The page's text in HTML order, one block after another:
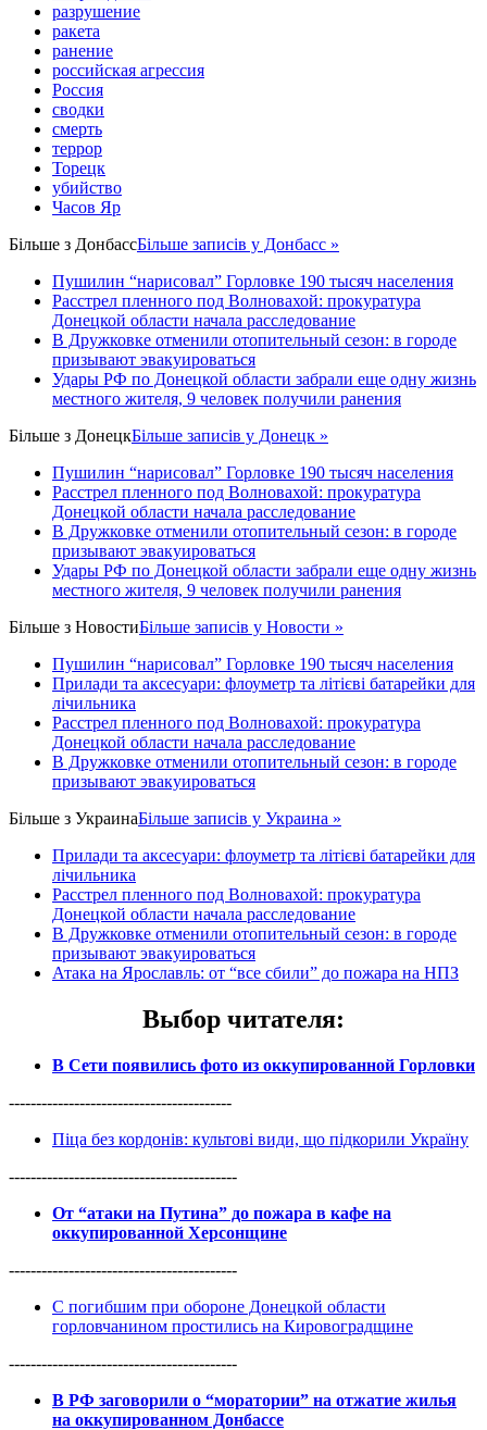
разрушение
ракета
ранение
российская агрессия
Россия
сводки
смерть
террор
Торецк
убийство
Часов Яр
Більше з ДонбассБільше записів у Донбасс »
Пушилин “нарисовал” Горловке 190 тысяч населения
Расстрел пленного под Волновахой: прокуратура
Донецкой области начала расследование
В Дружковке отменили отопительный сезон: в городе
призывают эвакуироваться
Удары РФ по Донецкой области забрали еще одну жизнь
местного жителя, 9 человек получили ранения
Більше з ДонецкБільше записів у Донецк »
Пушилин “нарисовал” Горловке 190 тысяч населения
Расстрел пленного под Волновахой: прокуратура
Донецкой области начала расследование
В Дружковке отменили отопительный сезон: в городе
призывают эвакуироваться
Удары РФ по Донецкой области забрали еще одну жизнь
местного жителя, 9 человек получили ранения
Більше з НовостиБільше записів у Новости »
Пушилин “нарисовал” Горловке 190 тысяч населения
Прилади та аксесуари: флоуметр та літієві батарейки для
лічильника
Расстрел пленного под Волновахой: прокуратура
Донецкой области начала расследование
В Дружковке отменили отопительный сезон: в городе
призывают эвакуироваться
Більше з УкраинаБільше записів у Украина »
Прилади та аксесуари: флоуметр та літієві батарейки для
лічильника
Расстрел пленного под Волновахой: прокуратура
Донецкой области начала расследование
В Дружковке отменили отопительный сезон: в городе
призывают эвакуироваться
Атака на Ярославль: от “все сбили” до пожара на НПЗ
Выбор читателя:
В Сети появились фото из оккупированной Горловки
-----------------------------------------
Піца без кордонів: культові види, що підкорили Україну
------------------------------------------
От “атаки на Путина” до пожара в кафе на
оккупированной Херсонщине
------------------------------------------
С погибшим при обороне Донецкой области
горловчанином простились на Кировоградщине
------------------------------------------
В РФ заговорили о “моратории” на отжатие жилья
на оккупированном Донбассе